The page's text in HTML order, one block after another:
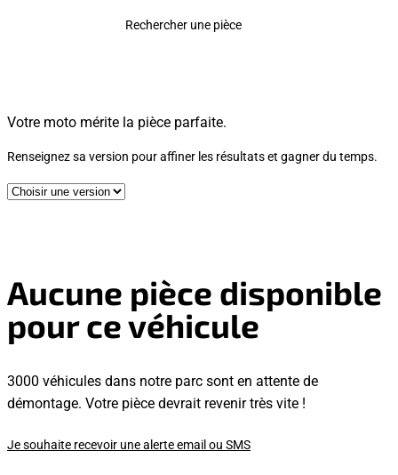
Rechercher une pièce
Votre moto mérite la pièce parfaite.
Renseignez sa version pour affiner les résultats et gagner du temps.
Aucune pièce disponible
pour ce véhicule
3000 véhicules dans notre parc sont en attente de
démontage. Votre pièce devrait revenir très vite !
Je souhaite recevoir une alerte email ou SMS